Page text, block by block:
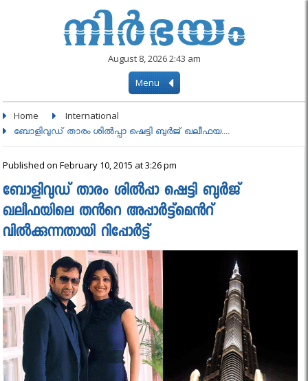
August 8, 2026 2:43 am
Menu
Home International
ബോളിവുഡ് താരം ശിൽപ്പാ ഷെട്ടി ബുർജ് ഖലീഫയ....
Published on February 10, 2015 at 3:26 pm
ബോളിവുഡ് താരം ശിൽപ്പാ ഷെട്ടി ബുർജ്
ഖലീഫയിലെ തൻറെ അപ്പാർട്ട്‌മെൻറ്
വിൽക്കുന്നതായി റിപ്പോർട്ട്